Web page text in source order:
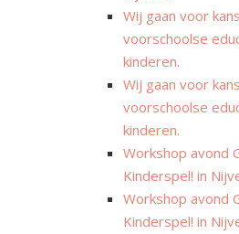
Wij gaan voor
voorschoolse
kinderen.
Wij gaan voor
voorschoolse
kinderen.
Workshop avond
Kinderspel! in
Workshop avond
Kinderspel! in